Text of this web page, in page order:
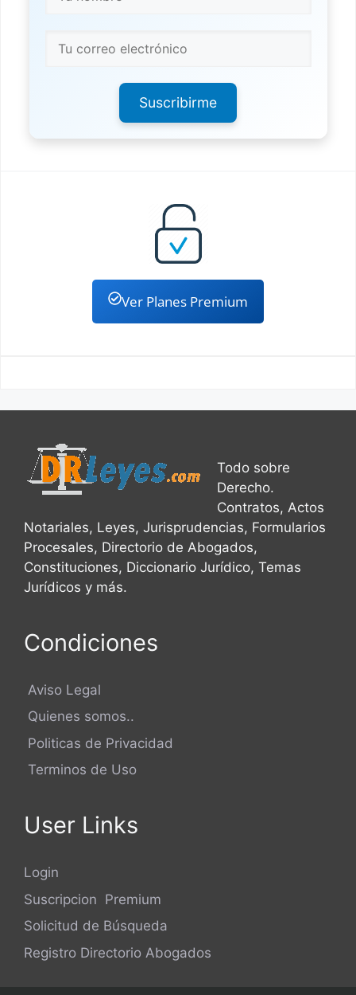
Suscribirme
Ver Planes Premium
Todo sobre
Derecho.
Contratos, Actos
Notariales, Leyes, Jurisprudencias, Formularios
Procesales, Directorio de Abogados,
Constituciones, Diccionario Jurídico, Temas
Jurídicos y más.
Condiciones
Aviso Legal
Quienes somos..
Politicas de Privacidad
Terminos de Uso
User Links
Login
Suscripcion Premium
Solicitud de Búsqueda
Registro Directorio Abogados